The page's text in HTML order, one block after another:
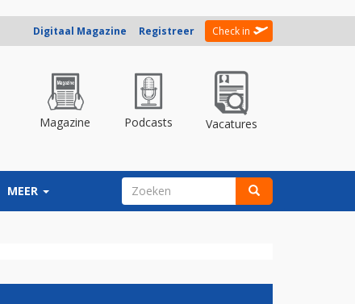
Digitaal Magazine Registreer Check in
Magazine Podcasts Vacatures
MEER ZOEKVELD